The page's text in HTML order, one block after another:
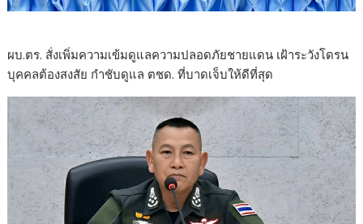
ผบ.ตร. สั่งเพิ่มความเข้มดูแลความปลอดภัยชายแดน เฝ้าระวังโดรน
บุคคลต้องสงสัย กำชับดูแล ตชด. ที่บาดเจ็บให้ดีที่สุด